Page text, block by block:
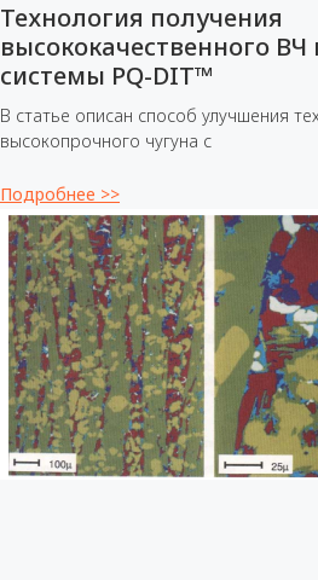
Технология получения
высококачественного
системы PQ-DIT™
В статье описан способ улучшения
высокопрочного чугуна с
Подробнее >>